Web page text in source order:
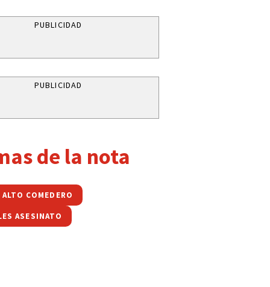
PUBLICIDAD
PUBLICIDAD
de la nota
ALTO COMEDERO
ASESINATO